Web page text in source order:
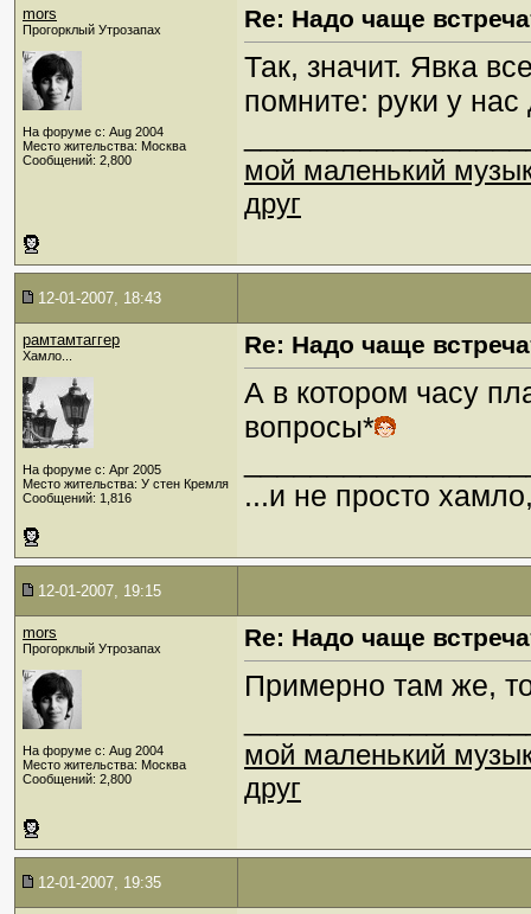
mors
Прогорклый Утрозапах
На форуме с: Aug 2004
Место жительства: Москва
Сообщений: 2,800
Re: Надо чаще
Так, значит. Явка
помните: руки у
мой маленький
друг
12-01-2007, 18:43
рамтамтаггер
Хамло...
На форуме с: Apr 2005
Место жительства: У стен Кремля
Сообщений: 1,816
Re: Надо чаще
А в котором часу
вопросы*
...и не просто
12-01-2007, 19:15
mors
Прогорклый Утрозапах
На форуме с: Aug 2004
Место жительства: Москва
Сообщений: 2,800
Re: Надо чаще
Примерно там же,
мой маленький
друг
12-01-2007, 19:35